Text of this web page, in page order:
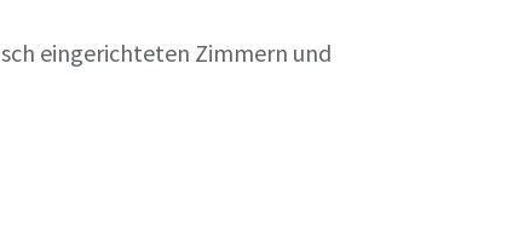
eingerichteten Zimmern und